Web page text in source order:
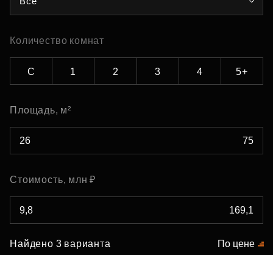
Количество комнат
С 1 2 3 4 5+
Площадь, м²
Стоимость, млн ₽
Найдено 3 варианта По цене